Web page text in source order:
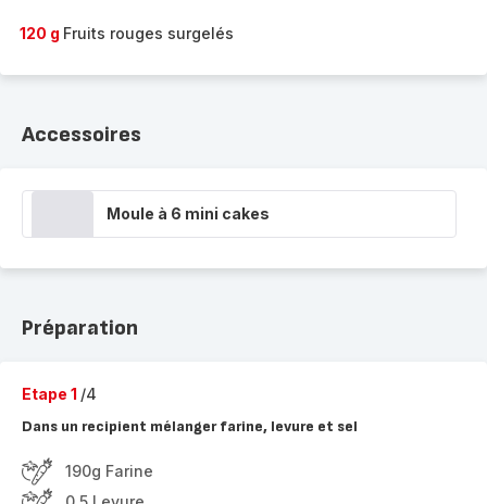
120 g Fruits rouges surgelés
Accessoires
Moule à 6 mini cakes
Préparation
Etape 1 /4
Dans un recipient mélanger farine, levure et sel
190g Farine